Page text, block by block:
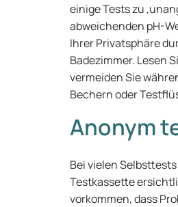
einige Tests zu
abweichenden pH-
Ihrer Privatsphäre
Badezimmer. Lesen
vermeiden Sie
Bechern oder
Anonym
Bei vielen
Testkassette
vorkommen, dass